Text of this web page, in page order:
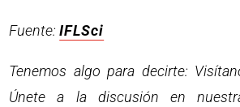
Fuente:IFLSci
Tenemos algo para decirte:
Únete a la discusión en